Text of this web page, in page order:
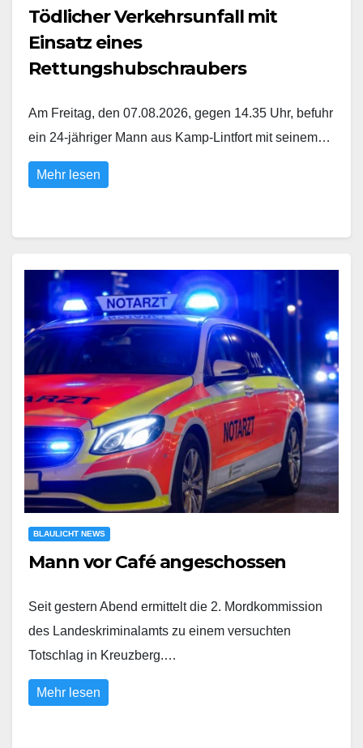
Tödlicher Verkehrsunfall mit
Einsatz eines
Rettungshubschraubers
Am Freitag, den 07.08.2026, gegen 14.35 Uhr, befuhr
ein 24-jähriger Mann aus Kamp-Lintfort mit seinem…
Mehr lesen
BLAULICHT NEWS
Mann vor Café angeschossen
Seit gestern Abend ermittelt die 2. Mordkommission
des Landeskriminalamts zu einem versuchten
Totschlag in Kreuzberg.…
Mehr lesen